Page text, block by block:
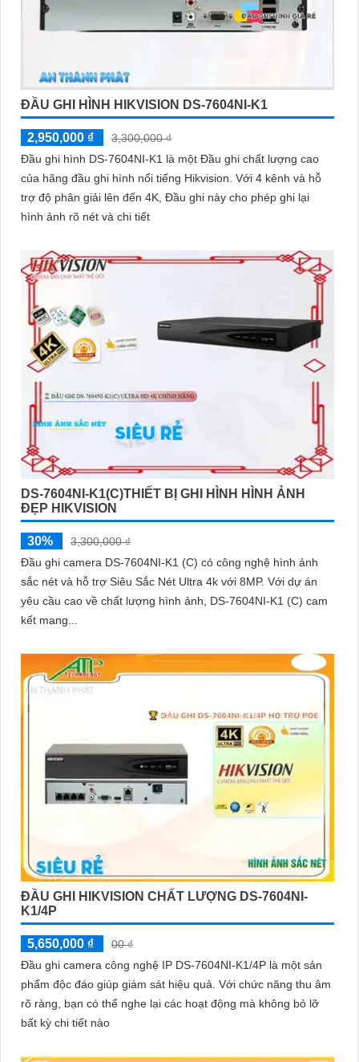
ĐẦU GHI HÌNH HIKVISION DS-7604NI-K1
2,950,000 ₫
3,300,000 ₫
Đầu ghi hình DS-7604NI-K1 là một Đầu ghi chất lượng cao
của hãng đầu ghi hình nổi tiếng Hikvision. Với 4 kênh và hỗ
trợ độ phân giải lên đến 4K, Đầu ghi này cho phép ghi lại
hình ảnh rõ nét và chi tiết
DS-7604NI-K1(C)THIẾT BỊ GHI HÌNH HÌNH ẢNH
ĐẸP HIKVISION
30%
3,300,000 ₫
Đầu ghi camera DS-7604NI-K1 (C) có công nghệ hình ảnh
sắc nét và hỗ trợ Siêu Sắc Nét Ultra 4k với 8MP. Với dự án
yêu cầu cao về chất lượng hình ảnh, DS-7604NI-K1 (C) cam
kết mang...
ĐẦU GHI HIKVISION CHẤT LƯỢNG DS-7604NI-
K1/4P
5,650,000 ₫
00 ₫
Đầu ghi camera công nghệ IP DS-7604NI-K1/4P là một sản
phẩm độc đáo giúp giám sát hiệu quả. Với chức năng thu âm
rõ ràng, bạn có thể nghe lại các hoạt động mà không bỏ lỡ
bất kỳ chi tiết nào